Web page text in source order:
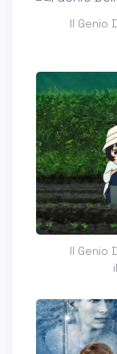
Il Genio
Il Genio